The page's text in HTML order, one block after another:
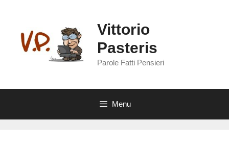
contenuto
Vittorio
Pasteris
Parole Fatti Pensieri
Menu